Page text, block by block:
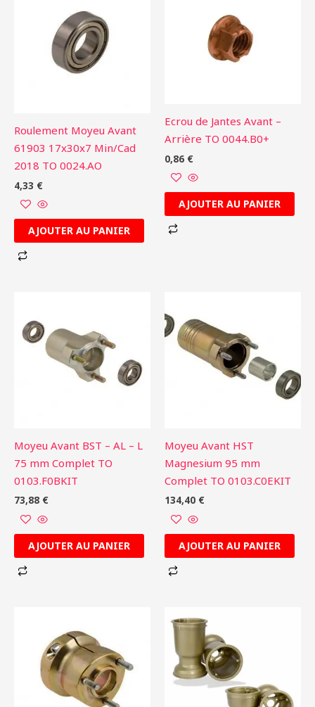
Roulement Moyeu Avant
61903 17x30x7 Min/Cad
2018 TO 0024.AO
4,33 €
AJOUTER AU PANIER
Ecrou de Jantes Avant –
Arrière TO 0044.B0+
0,86 €
AJOUTER AU PANIER
Moyeu Avant BST – AL – L
75 mm Complet TO
0103.F0BKIT
73,88 €
AJOUTER AU PANIER
Moyeu Avant HST
Magnesium 95 mm
Complet TO 0103.C0EKIT
134,40 €
AJOUTER AU PANIER